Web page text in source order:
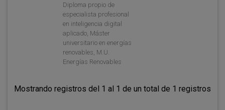
Diploma propio de
especialista profesional
en inteligencia digital
aplicado, Máster
universitario en energías
renovables, M.U.
Energías Renovables
Mostrando registros del 1 al 1 de un total de 1 registros